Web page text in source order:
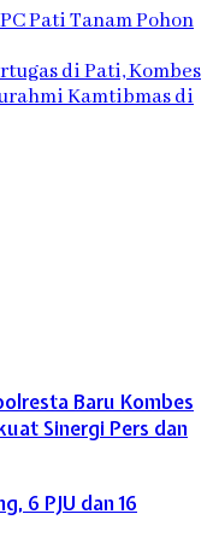
Pati Tanam Pohon
di Pati, Kombes
Kamtibmas di
Baru Kombes
Sinergi Pers dan
6 PJU dan 16